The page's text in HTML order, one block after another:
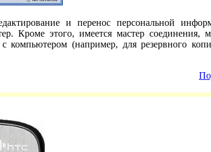
и перенос персональной
Кроме этого, имеется мастер соединения,
(например, для резервного